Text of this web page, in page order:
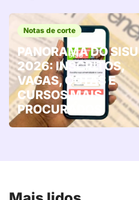
Notas de corte
PANORAMA DO SISU
2026: INSCRITOS,
VAGAS, COTAS E
CURSOS MAIS
PROCURADOS